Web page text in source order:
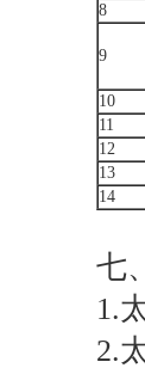
8
9
10
11
12
13
14
七、
1.
2.